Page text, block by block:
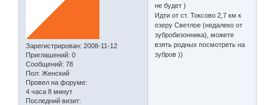
Зарегистрирован: 2008-11-12
Приглашений: 0
Сообщений: 78
Пол: Женский
Провел на форуме:
4 часа 8 минут
Последний визит:
не будет )
Идти от ст. Токсово 2,7 км к
озеру Светлое (недалеко от
зубробизонника), можете
взять родных посмотреть на
зубров ))